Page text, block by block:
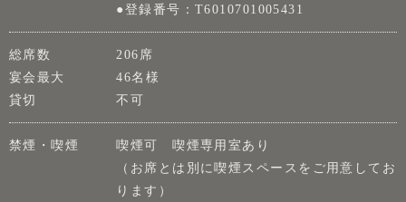
●登録番号：T6010701005431
総席数
206席
宴会最大
46名様
貸切
不可
禁煙・喫煙
喫煙可 喫煙専用室あり
（お席とは別に喫煙スペースをご用意してお
ります）